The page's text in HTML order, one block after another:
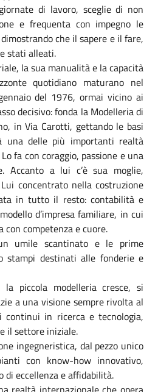
di lavoro, sceglie di non
e frequenta con impegno le
che il sapere e il fare,
stati alleati.
la sua manualità e la capacità
quotidiano maturano nel
del 1976, ormai vicino ai
decisivo: fonda la Modelleria di
in Via Carotti, gettando le basi
una delle più importanti realtà
fa con coraggio, passione e una
Accanto a lui c’è sua moglie,
concentrato nella costruzione
in tutto il resto: contabilità e
d’impresa familiare, in cui
competenza e cuore.
umile scantinato e le prime
stampi destinati alle fonderie e
piccola modelleria cresce, si
a una visione sempre rivolta al
in ricerca e tecnologia,
il settore iniziale.
ingegneristica, dal pezzo unico
con know-how innovativo,
di eccellenza e affidabilità.